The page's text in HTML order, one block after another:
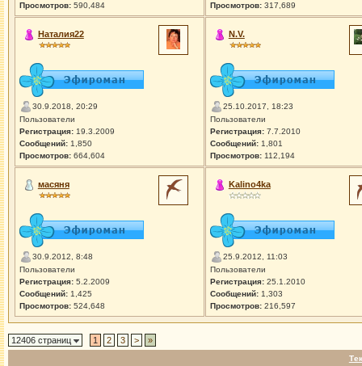
Просмотров:590,484
Просмотров:317,689
Наталия22
30.9.2018, 20:29
Пользователи
Регистрация:19.3.2009
Сообщений:1,850
Просмотров:664,604
N.V.
25.10.2017, 18:23
Пользователи
Регистрация:7.7.2010
Сообщений:1,801
Просмотров:112,194
масяня
30.9.2012, 8:48
Пользователи
Регистрация:5.2.2009
Сообщений:1,425
Просмотров:524,648
Kalino4ka
25.9.2012, 11:03
Пользователи
Регистрация:25.1.2010
Сообщений:1,303
Просмотров:216,597
12406 страниц 1 2 3 > »